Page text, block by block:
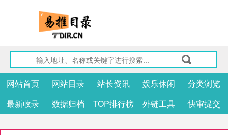
网站首页 网站目录 站长资讯 娱乐休闲
分类浏览
最新收录
数据归档 TOP排行榜 外链工具 快审提交